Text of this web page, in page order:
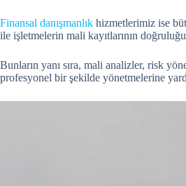
Finansal danışmanlık hizmetlerimiz ise
ile işletmelerin mali kayıtlarının
Bunların yanı sıra, mali analizler, risk
profesyonel bir şekilde yönetmelerine